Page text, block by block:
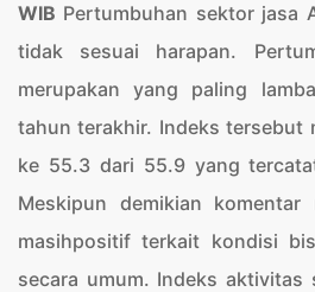
WIB Pertumbuhan sektor jasa
tidak sesuai harapan.
merupakan yang paling
tahun terakhir. Indeks tersebut
ke 55.3 dari 55.9 yang
Meskipun demikian komentar
masihpositif terkait kondisi
secara umum. Indeks aktivitas